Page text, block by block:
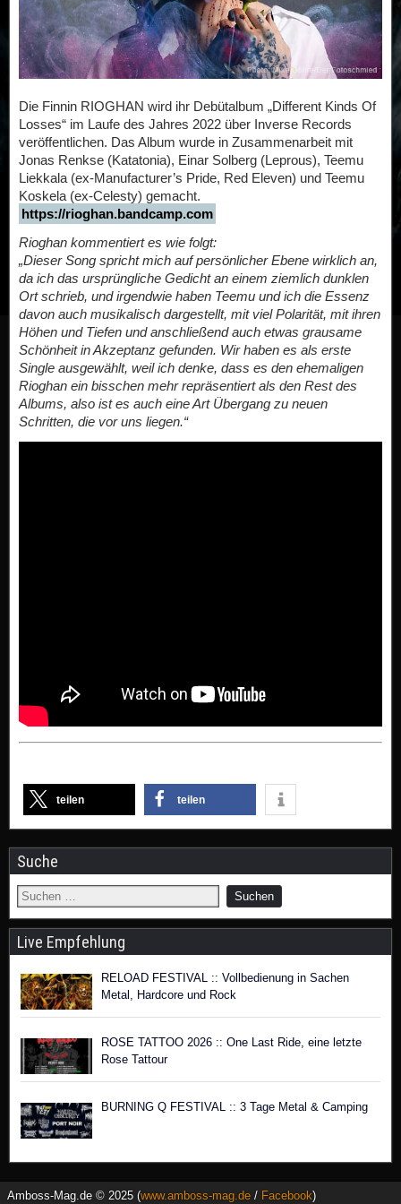
Die Finnin RIOGHAN wird ihr Debütalbum „Different Kinds Of
Losses“ im Laufe des Jahres 2022 über Inverse Records
veröffentlichen. Das Album wurde in Zusammenarbeit mit
Jonas Renkse (Katatonia), Einar Solberg (Leprous), Teemu
Liekkala (ex-Manufacturer’s Pride, Red Eleven) und Teemu
Koskela (ex-Celesty) gemacht.
https://rioghan.bandcamp.com
Rioghan kommentiert es wie folgt:
„Dieser Song spricht mich auf persönlicher Ebene wirklich an,
da ich das ursprüngliche Gedicht an einem ziemlich dunklen
Ort schrieb, und irgendwie haben Teemu und ich die Essenz
davon auch musikalisch dargestellt, mit viel Polarität, mit ihren
Höhen und Tiefen und anschließend auch etwas grausame
Schönheit in Akzeptanz gefunden. Wir haben es als erste
Single ausgewählt, weil ich denke, dass es den ehemaligen
Rioghan ein bisschen mehr repräsentiert als den Rest des
Albums, also ist es auch eine Art Übergang zu neuen
Schritten, die vor uns liegen.“
teilen teilen
Suche
Live Empfehlung
RELOAD FESTIVAL :: Vollbedienung in Sachen
Metal, Hardcore und Rock
ROSE TATTOO 2026 :: One Last Ride, eine letzte
Rose Tattour
BURNING Q FESTIVAL :: 3 Tage Metal & Camping
Amboss-Mag.de © 2025 (www.amboss-mag.de / Facebook)